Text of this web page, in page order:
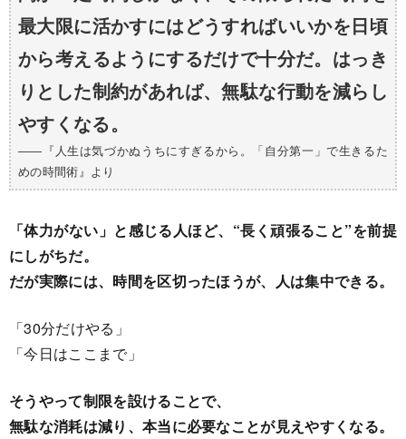
最大限に活かすにはどうすればいいかを日頃
から考えるようにするだけで十分だ。はっき
りとした制約があれば、無駄な行動を減らし
やすくなる。
――『人生は気づかぬうちにすぎるから。「自分第一」で生きるた
めの時間術』より
「体力がない」と感じる人ほど、“長く頑張ること”を前提
にしがちだ。
だが実際には、時間を区切ったほうが、人は集中できる。
「30分だけやる」
「今日はここまで」
そうやって制限を設けることで、
無駄な消耗は減り、本当に必要なことが見えやすくなる。